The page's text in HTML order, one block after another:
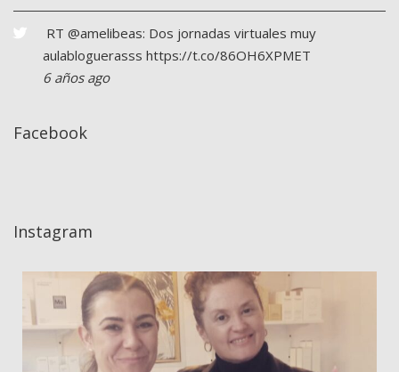
RT @amelibeas: Dos jornadas virtuales muy
aulabloguerasss https://t.co/86OH6XPMET
6 años ago
Facebook
Instagram